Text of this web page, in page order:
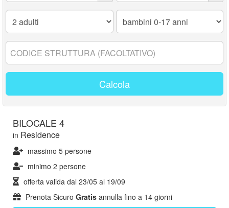
Adulti:
Bambini
17
Codice
struttura:
Calcola
BILOCALE 4
in Residence
massimo 5 persone
minimo 2 persone
offerta valida dal 23/05 al 19/09
Prenota Sicuro Gratis annulla fino a 14 giorni